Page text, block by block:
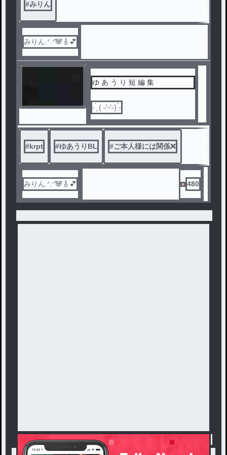
#みりん
みりん.ᐟ.ᐟ🐼🎸︎💕
ゆ あ う り 短 編 集
‪- ̗̀ ( ˶'ᵕ'˶) ̖́-
#krpt #ゆあうりBL #ご本人様には関係❌
みりん.ᐟ.ᐟ🐼🎸︎💕 480